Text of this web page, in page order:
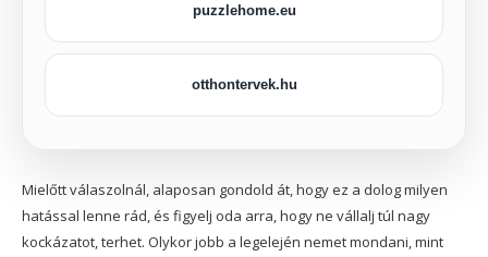
puzzlehome.eu
otthontervek.hu
Mielőtt válaszolnál, alaposan gondold át, hogy ez a dolog milyen
hatással lenne rád, és figyelj oda arra, hogy ne vállalj túl nagy
kockázatot, terhet. Olykor jobb a legelején nemet mondani, mint